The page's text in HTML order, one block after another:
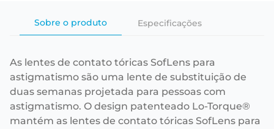
Sobre o produto Especificações
As lentes de contato tóricas SofLens para
astigmatismo são uma lente de substituição de
duas semanas projetada para pessoas com
astigmatismo. O design patenteado Lo-Torque®
mantém as lentes de contato tóricas SofLens para